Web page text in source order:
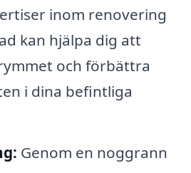
inom renovering
kan hjälpa dig att
och förbättra
i dina befintliga
Genom en noggrann